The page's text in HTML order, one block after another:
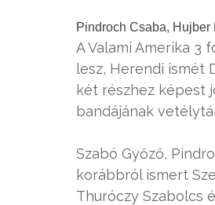
Pindroch Csaba,
A Valami Amerika 3
lesz, Herendi ismét
két részhez képest
bandájának
Szabó Győző,
korábbról ismert
Thuróczy Szabolcs